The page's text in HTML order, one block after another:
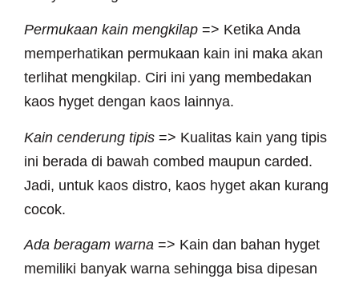
Permukaan kain mengkilap => Ketika Anda
memperhatikan permukaan kain ini maka akan
terlihat mengkilap. Ciri ini yang membedakan
kaos hyget dengan kaos lainnya.
Kain cenderung tipis => Kualitas kain yang tipis
ini berada di bawah combed maupun carded.
Jadi, untuk kaos distro, kaos hyget akan kurang
cocok.
Ada beragam warna => Kain dan bahan hyget
memiliki banyak warna sehingga bisa dipesan